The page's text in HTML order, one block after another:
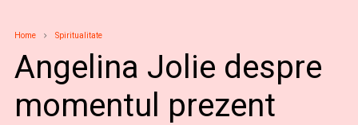
Home Spiritualitate
Angelina Jolie despre
momentul prezent